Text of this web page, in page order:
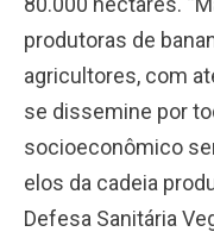
produtoras de
agricultores, com
se dissemine por
socioeconômico
elos da cadeia
Defesa Sanitária